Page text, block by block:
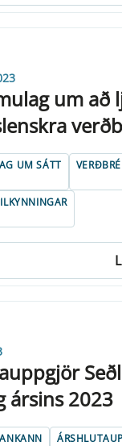
um að
UM SÁTT
ársins 2023